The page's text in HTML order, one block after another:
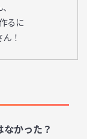
るに
！
かった？